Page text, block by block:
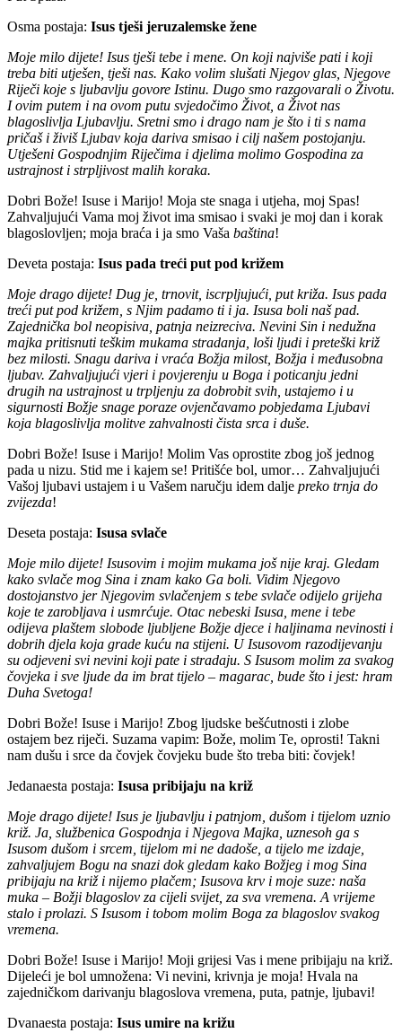
Osma postaja: Isus tješi jeruzalemske žene
Moje milo dijete! Isus tješi tebe i mene. On koji najviše pati i koji
treba biti utješen, tješi nas. Kako volim slušati Njegov glas, Njegove
Riječi koje s ljubavlju govore Istinu. Dugo smo razgovarali o Životu.
I ovim putem i na ovom putu svjedočimo Život, a Život nas
blagoslivlja Ljubavlju. Sretni smo i drago nam je što i ti s nama
pričaš i živiš Ljubav koja dariva smisao i cilj našem postojanju.
Utješeni Gospodnjim Riječima i djelima molimo Gospodina za
ustrajnost i strpljivost malih koraka.
Dobri Bože! Isuse i Marijo! Moja ste snaga i utjeha, moj Spas!
Zahvaljujući Vama moj život ima smisao i svaki je moj dan i korak
blagoslovljen; moja braća i ja smo Vaša baština!
Deveta postaja: Isus pada treći put pod križem
Moje drago dijete! Dug je, trnovit, iscrpljujući, put križa. Isus pada
treći put pod križem, s Njim padamo ti i ja. Isusa boli naš pad.
Zajednička bol neopisiva, patnja neizreciva. Nevini Sin i nedužna
majka pritisnuti teškim mukama stradanja, loši ljudi i preteški križ
bez milosti. Snagu dariva i vraća Božja milost, Božja i međusobna
ljubav. Zahvaljujući vjeri i povjerenju u Boga i poticanju jedni
drugih na ustrajnost u trpljenju za dobrobit svih, ustajemo i u
sigurnosti Božje snage poraze ovjenčavamo pobjedama Ljubavi
koja blagoslivlja molitve zahvalnosti čista srca i duše.
Dobri Bože! Isuse i Marijo! Molim Vas oprostite zbog još jednog
pada u nizu. Stid me i kajem se! Pritišće bol, umor… Zahvaljujući
Vašoj ljubavi ustajem i u Vašem naručju idem dalje preko trnja do
zvijezda!
Deseta postaja: Isusa svlače
Moje milo dijete! Isusovim i mojim mukama još nije kraj. Gledam
kako svlače mog Sina i znam kako Ga boli. Vidim Njegovo
dostojanstvo jer Njegovim svlačenjem s tebe svlače odijelo grijeha
koje te zarobljava i usmrćuje. Otac nebeski Isusa, mene i tebe
odijeva plaštem slobode ljubljene Božje djece i haljinama nevinosti i
dobrih djela koja grade kuću na stijeni. U Isusovom razodijevanju
su odjeveni svi nevini koji pate i stradaju. S Isusom molim za svakog
čovjeka i sve ljude da im brat tijelo – magarac, bude što i jest: hram
Duha Svetoga!
Dobri Bože! Isuse i Marijo! Zbog ljudske bešćutnosti i zlobe
ostajem bez riječi. Suzama vapim: Bože, molim Te, oprosti! Takni
nam dušu i srce da čovjek čovjeku bude što treba biti: čovjek!
Jedanaesta postaja: Isusa pribijaju na križ
Moje drago dijete! Isus je ljubavlju i patnjom, dušom i tijelom uznio
križ. Ja, službenica Gospodnja i Njegova Majka, uznesoh ga s
Isusom dušom i srcem, tijelom mi ne dadoše, a tijelo me izdaje,
zahvaljujem Bogu na snazi dok gledam kako Božjeg i mog Sina
pribijaju na križ i nijemo plačem; Isusova krv i moje suze: naša
muka – Božji blagoslov za cijeli svijet, za sva vremena. A vrijeme
stalo i prolazi. S Isusom i tobom molim Boga za blagoslov svakog
vremena.
Dobri Bože! Isuse i Marijo! Moji grijesi Vas i mene pribijaju na križ.
Dijeleći je bol umnožena: Vi nevini, krivnja je moja! Hvala na
zajedničkom darivanju blagoslova vremena, puta, patnje, ljubavi!
Dvanaesta postaja: Isus umire na križu